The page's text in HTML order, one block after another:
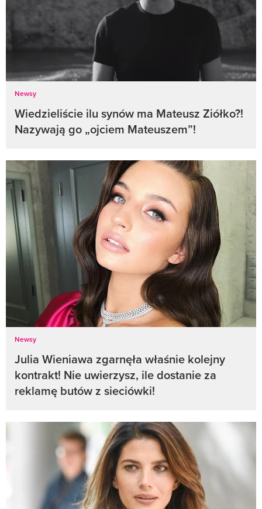
Newsy
Wiedzieliście ilu synów ma Mateusz Ziółko?!
Nazywają go „ojciem Mateuszem”!
Newsy
Julia Wieniawa zgarnęła właśnie kolejny
kontrakt! Nie uwierzysz, ile dostanie za
reklamę butów z sieciówki!